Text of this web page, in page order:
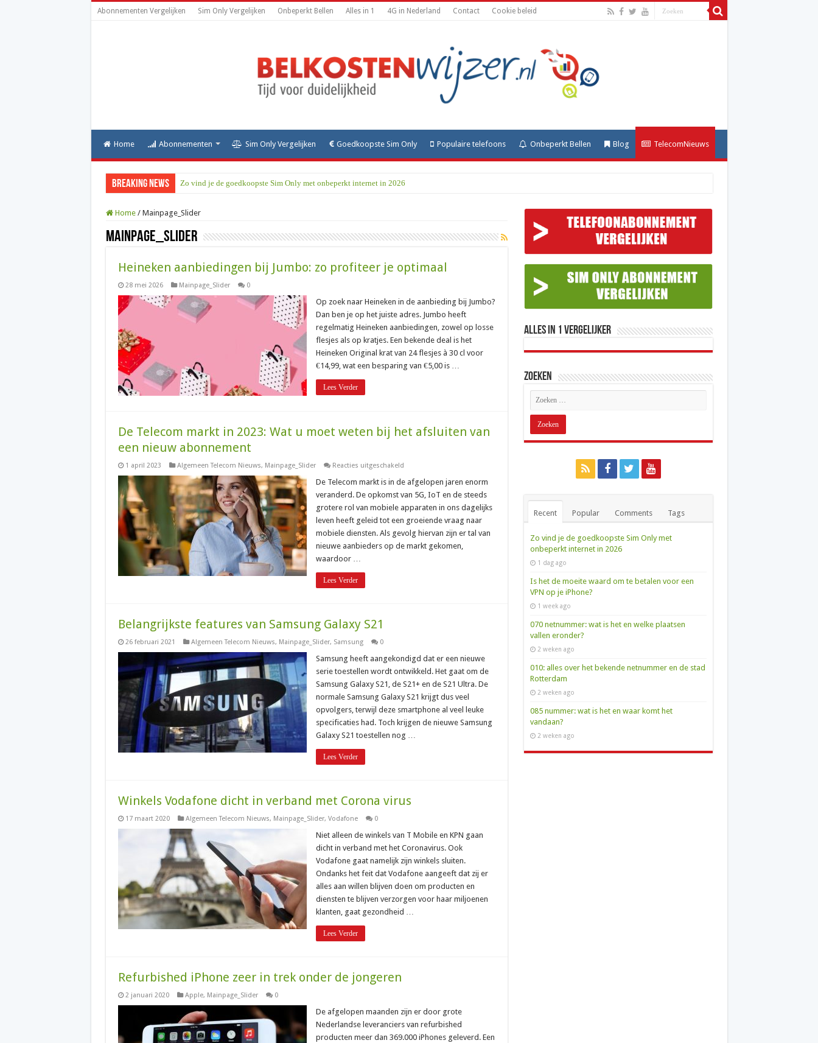
Abonnementen Vergelijken Sim Only Vergelijken Onbeperkt Bellen Alles in 1 4G in Nederland Contact Cookie beleid
Home Abonnementen Sim Only Vergelijken Goedkoopste Sim Only Populaire telefoons Onbeperkt Bellen Blog TelecomNieuws
Breaking News Zo vind je de goedkoopste Sim Only met onbeperkt internet in 2026
Home / Mainpage_Slider
Mainpage_Slider
Heineken aanbiedingen bij Jumbo: zo profiteer je optimaal
28 mei 2026 Mainpage_Slider 0
Op zoek naar Heineken in de aanbieding bij Jumbo?
Dan ben je op het juiste adres. Jumbo heeft
regelmatig Heineken aanbiedingen, zowel op losse
flesjes als op kratjes. Een bekende deal is het
Heineken Original krat van 24 flesjes à 30 cl voor
€14,99, wat een besparing van €5,00 is …
Lees Verder
De Telecom markt in 2023: Wat u moet weten bij het afsluiten van
een nieuw abonnement
1 april 2023 Algemeen Telecom Nieuws, Mainpage_Slider Reacties uitgeschakeldvoor
Telecom
markt
in
2023:
Wat
u
moet
weten
bij
De Telecom markt is in de afgelopen jaren enorm
veranderd. De opkomst van 5G, IoT en de steeds
grotere rol van mobiele apparaten in ons dagelijks
leven heeft geleid tot een groeiende vraag naar
mobiele diensten. Als gevolg hiervan zijn er tal van
nieuwe aanbieders op de markt gekomen,
waardoor …
Lees Verder
Belangrijkste features van Samsung Galaxy S21
26 februari 2021 Algemeen Telecom Nieuws, Mainpage_Slider, Samsung 0
Samsung heeft aangekondigd dat er een nieuwe
serie toestellen wordt ontwikkeld. Het gaat om de
Samsung Galaxy S21, de S21+ en de S21 Ultra. De
normale Samsung Galaxy S21 krijgt dus veel
opvolgers, terwijl deze smartphone al veel leuke
specificaties had. Toch krijgen de nieuwe Samsung
Galaxy S21 toestellen nog …
Lees Verder
Winkels Vodafone dicht in verband met Corona virus
17 maart 2020 Algemeen Telecom Nieuws, Mainpage_Slider, Vodafone 0
Niet alleen de winkels van T Mobile en KPN gaan
dicht in verband met het Coronavirus. Ook
Vodafone gaat namelijk zijn winkels sluiten.
Ondanks het feit dat Vodafone aangeeft dat zij er
alles aan willen blijven doen om producten en
diensten te blijven verzorgen voor haar miljoenen
klanten, gaat gezondheid …
Lees Verder
Refurbished iPhone zeer in trek onder de jongeren
2 januari 2020 Apple, Mainpage_Slider 0
De afgelopen maanden zijn er door grote
Nederlandse leveranciers van refurbished
producten meer dan 369.000 iPhones geleverd. Een
Alles in 1 Vergelijker
Zoeken
Recent Popular Comments Tags
Zo vind je de goedkoopste Sim Only met
onbeperkt internet in 2026
1 dag ago
Is het de moeite waard om te betalen voor een
VPN op je iPhone?
1 week ago
070 netnummer: wat is het en welke plaatsen
vallen eronder?
2 weken ago
010: alles over het bekende netnummer en de stad
Rotterdam
2 weken ago
085 nummer: wat is het en waar komt het
vandaan?
2 weken ago